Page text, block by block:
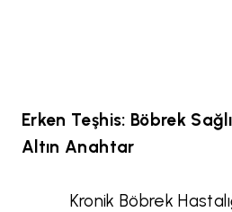
Erken Teşhis: Böbrek
Altın Anahtar
Kronik Böbrek